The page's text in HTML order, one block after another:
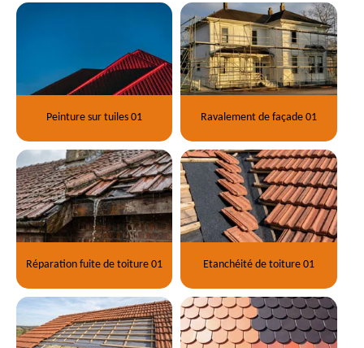
Peinture sur tuiles 01 Ravalement de façade 01
Réparation fuite de toiture 01 Etanchéité de toiture 01